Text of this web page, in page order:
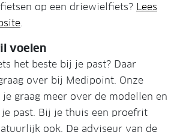
op een driewielfiets? Lees
.
voelen
het beste bij je past? Daar
over bij Medipoint. Onze
graag meer over de modellen en
past. Bij je thuis een proefrit
ook. De adviseur van de